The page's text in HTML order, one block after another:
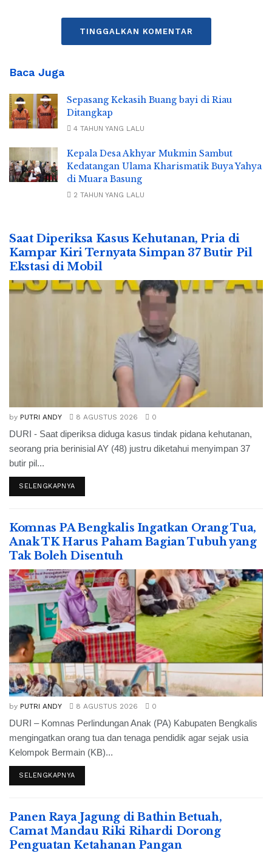
TINGGALKAN KOMENTAR
Baca Juga
Sepasang Kekasih Buang bayi di Riau
Ditangkap
4 TAHUN YANG LALU
Kepala Desa Akhyar Mukmin Sambut
Kedatangan Ulama Kharismatik Buya Yahya
di Muara Basung
2 TAHUN YANG LALU
Saat Diperiksa Kasus Kehutanan, Pria di
Kampar Kiri Ternyata Simpan 37 Butir Pil
Ekstasi di Mobil
by PUTRI ANDY 8 AGUSTUS 2026 0
DURI - Saat diperiksa diduga kasus tindak pidana kehutanan,
seorang pria berinisial AY (48) justru diketahui menyimpan 37
butir pil...
SELENGKAPNYA
Komnas PA Bengkalis Ingatkan Orang Tua,
Anak TK Harus Paham Bagian Tubuh yang
Tak Boleh Disentuh
by PUTRI ANDY 8 AGUSTUS 2026 0
DURI – Komnas Perlindungan Anak (PA) Kabupaten Bengkalis
mengingatkan orang tua dan tenaga pendidik agar sejak usia
Kelompok Bermain (KB)...
SELENGKAPNYA
Panen Raya Jagung di Bathin Betuah,
Camat Mandau Riki Rihardi Dorong
Penguatan Ketahanan Pangan